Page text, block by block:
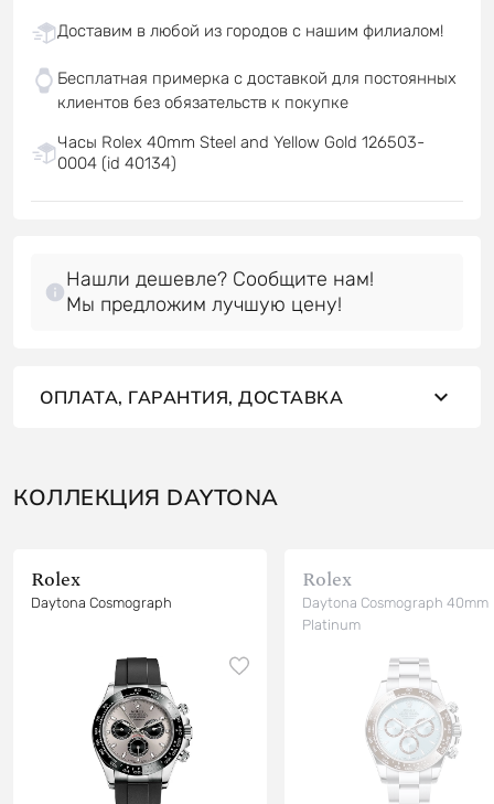
Доставим в любой из городов с нашим филиалом!
Бесплатная примерка с доставкой для постоянных
клиентов без обязательств к покупке
Часы Rolex 40mm Steel and Yellow Gold 126503-
0004 (id 40134)
Нашли дешевле? Сообщите нам!
Мы предложим лучшую цену!
ОПЛАТА, ГАРАНТИЯ, ДОСТАВКА
КОЛЛЕКЦИЯ DAYTONA
Rolex
Daytona Cosmograph
Rolex
Daytona Cosmograph 40mm
Platinum